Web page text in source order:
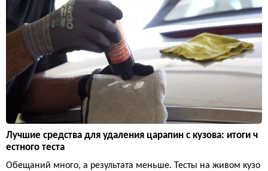
Лучшие средства для удаления царапин с кузова: итоги ч
естного теста
Обещаний много, а результата меньше. Тесты на живом кузо